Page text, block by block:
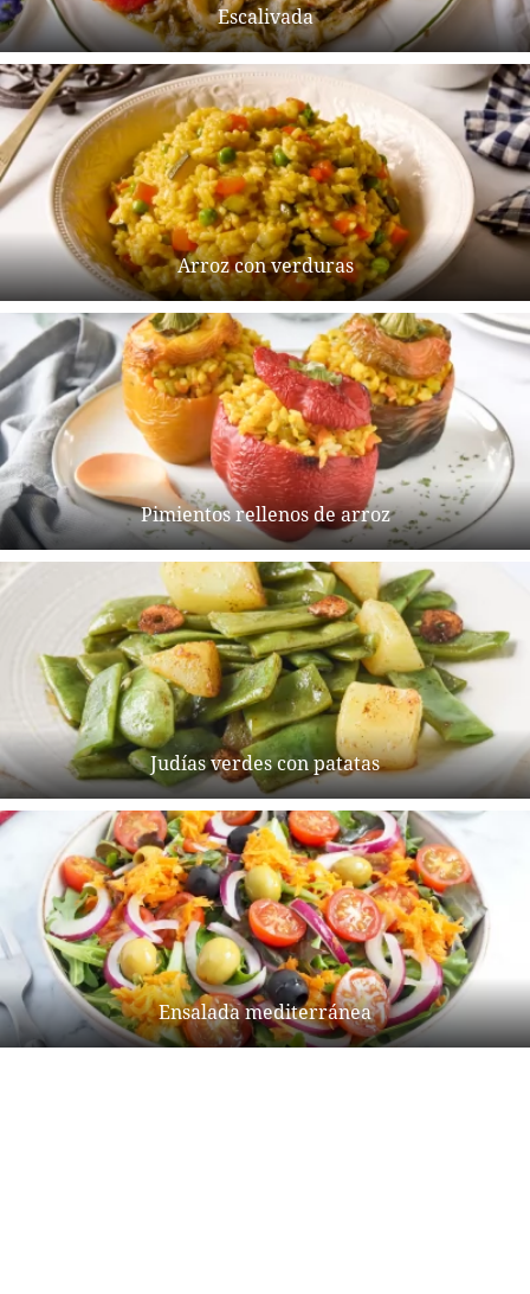
Escalivada
Arroz con verduras
Pimientos rellenos de arroz
Judías verdes con patatas
Ensalada mediterránea